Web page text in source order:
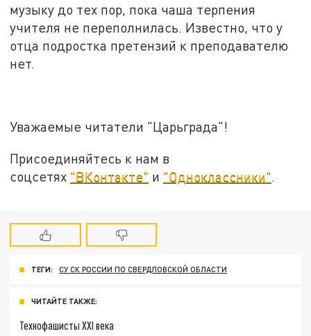
музыку до тех пор, пока чаша терпения
учителя не переполнилась. Известно, что у
отца подростка претензий к преподавателю
нет.
Уважаемые читатели "Царьграда"!
Присоединяйтесь к нам в
соцсетях "ВКонтакте" и "Одноклассники".
ТЕГИ: СУ СК РОССИИ ПО СВЕРДЛОВСКОЙ ОБЛАСТИ
ЧИТАЙТЕ ТАКЖЕ:
Технофашисты XXI века